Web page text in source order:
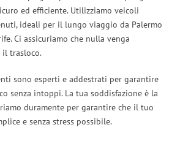
ed efficiente. Utilizziamo veicoli
ideali per il lungo viaggio da Palermo
Ci assicuriamo che nulla venga
trasloco.
sono esperti e addestrati per garantire
senza intoppi. La tua soddisfazione è la
duramente per garantire che il tuo
e senza stress possibile.